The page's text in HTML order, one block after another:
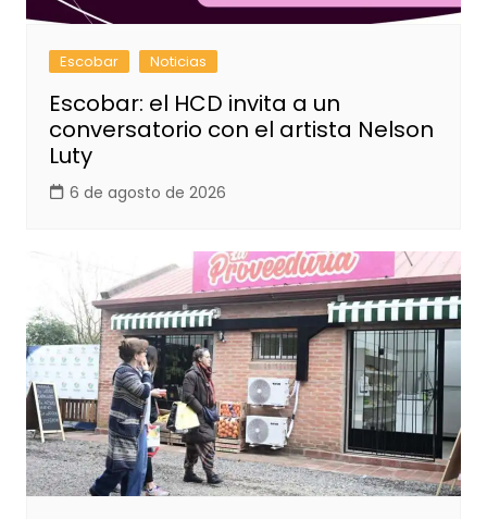
Escobar Noticias
Escobar: el HCD invita a un
conversatorio con el artista Nelson
Luty
6 de agosto de 2026